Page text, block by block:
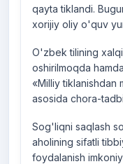
qayta tiklandi.
xorijiy oliy o'quv
O'zbek tilining
oshirilmoqda
«Milliy tiklanishdan
asosida chora-
Sog'liqni saqlash
aholining sifatli
foydalanish